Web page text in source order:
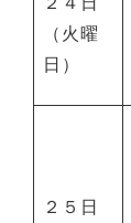
（火曜
日）
２５日